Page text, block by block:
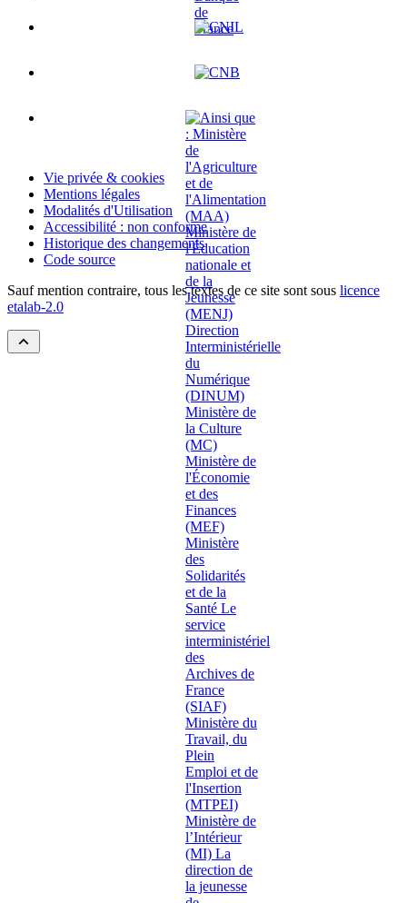
Vie privée & cookies
Mentions légales
Modalités d'Utilisation
Accessibilité : non conforme
Historique des changements
Code source
Sauf mention contraire, tous les textes de ce site sont sous licence
etalab-2.0